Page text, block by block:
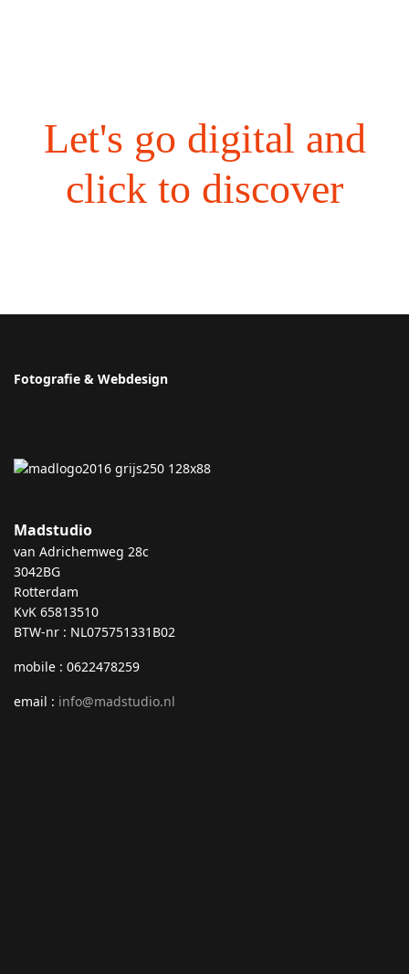
Let's go digital and
click to discover
Fotografie & Webdesign
Madstudio
van Adrichemweg 28c
3042BG
Rotterdam
KvK 65813510
BTW-nr : NL075751331B02
mobile : 0622478259
email : info@madstudio.nl